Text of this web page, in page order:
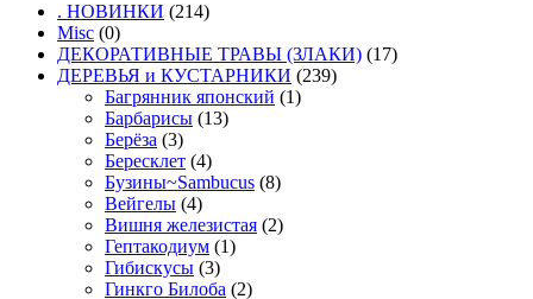
. НОВИНКИ (214)
Misc (0)
ДЕКОРАТИВНЫЕ ТРАВЫ (ЗЛАКИ) (17)
ДЕРЕВЬЯ и КУСТАРНИКИ (239)
Багрянник японский (1)
Барбарисы (13)
Берёза (3)
Бересклет (4)
Бузины~Sambucus (8)
Вейгелы (4)
Вишня железистая (2)
Гептакодиум (1)
Гибискусы (3)
Гинкго Билоба (2)